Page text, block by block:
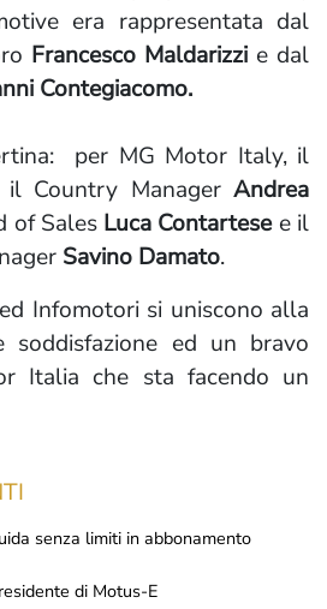
era rappresentata dal
Francesco Maldarizzi e dal
Contegiacomo.
per MG Motor Italy, il
il Country ManagerAndrea
of Sales Luca Contartesee il
Savino Damato.
Infomotori si uniscono alla
soddisfazione ed un bravo
Italia che sta facendo un
senza limiti in abbonamento
di Motus-E